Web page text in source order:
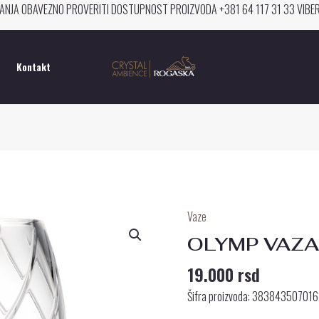
OBAVEZNO PROVERITI DOSTUPNOST PROIZVODA +381 64 117 31 33
Kontakt
Vaze
OLYMP
19.000 rsd
Šifra proizvoda:
OLYMP
VAZA
CM
količina